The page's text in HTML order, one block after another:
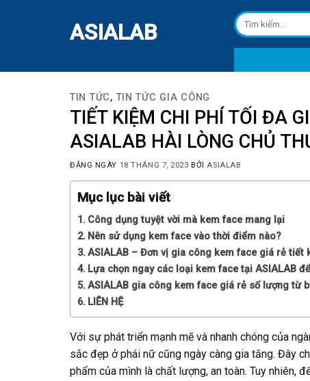
ASIALAB
Tìm
kiếm:
TIN TỨC,TIN TỨC GIA CÔNG
TIẾT KIỆM CHI PHÍ TỐI ĐA
ASIALAB HÀI LÒNG CHỦ
ĐĂNG NGÀY 18 THÁNG 7, 2023 BỞIASIALAB
Mục lục bài viết
Công dụng tuyệt vời mà kem face mang lại
Nên sử dụng kem face vào thời điểm nào?
ASIALAB – Đơn vị gia công kem face giá rẻ tiết
Lựa chọn ngay các loại kem face tại ASIALAB
ASIALAB gia công kem face giá rẻ số lượng từ
LIÊN HỆ
Với sự phát triển mạnh mẽ và nhanh chóng của
sắc đẹp ở phái nữ cũng ngày càng gia tăng. Đây
phẩm của mình là chất lượng, an toàn. Tuy nhiên,